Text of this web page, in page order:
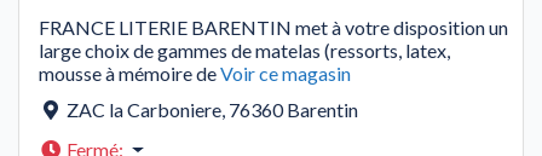
FRANCE LITERIE BARENTIN met à votre disposition un
large choix de gammes de matelas (ressorts, latex,
mousse à mémoire deVoir ce magasin
ZAC la Carboniere, 76360 Barentin
Fermé: